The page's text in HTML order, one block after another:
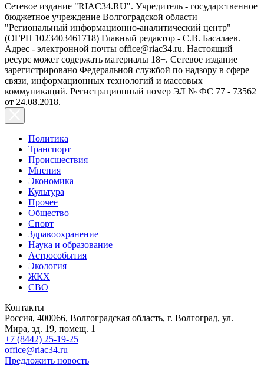
Сетевое издание "RIAC34.RU". Учредитель - государственное
бюджетное учреждение Волгоградской области
"Региональный информационно-аналитический центр"
(ОГРН 1023403461718) Главный редактор - С.В. Басалаев.
Адрес - электронной почты office@riac34.ru. Настоящий
ресурс может содержать материалы 18+. Сетевое издание
зарегистрировано Федеральной службой по надзору в сфере
связи, информационных технологий и массовых
коммуникаций. Регистрационный номер ЭЛ № ФС 77 - 73562
от 24.08.2018.
Политика
Транспорт
Происшествия
Мнения
Экономика
Культура
Прочее
Общество
Спорт
Здравоохранение
Наука и образование
Астрособытия
Экология
ЖКХ
СВО
Контакты
Россия, 400066, Волгоградская область, г. Волгоград, ул.
Мира, зд. 19, помещ. 1
+7 (8442) 25-19-25
office@riac34.ru
Предложить новость